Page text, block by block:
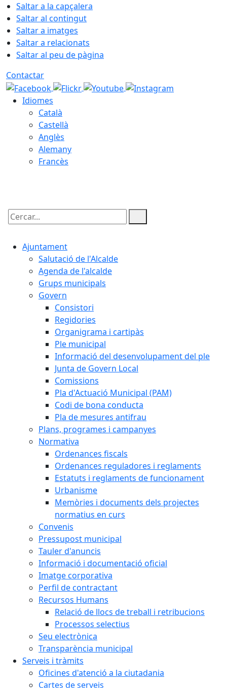
Saltar a la capçalera
Saltar al contingut
Saltar a imatges
Saltar a relacionats
Saltar al peu de pàgina
Contactar
Idiomes
Català
Castellà
Anglès
Alemany
Francès
Cercar:
Ajuntament
Salutació de l'Alcalde
Agenda de l'alcalde
Grups municipals
Govern
Consistori
Regidories
Organigrama i cartipàs
Ple municipal
Informació del desenvolupament del ple
Junta de Govern Local
Comissions
Pla d'Actuació Municipal (PAM)
Codi de bona conducta
Pla de mesures antifrau
Plans, programes i campanyes
Normativa
Ordenances fiscals
Ordenances reguladores i reglaments
Estatuts i reglaments de funcionament
Urbanisme
Memòries i documents dels projectes
normatius en curs
Convenis
Pressupost municipal
Tauler d'anuncis
Informació i documentació oficial
Imatge corporativa
Perfil de contractant
Recursos Humans
Relació de llocs de treball i retribucions
Processos selectius
Seu electrònica
Transparència municipal
Serveis i tràmits
Oficines d'atenció a la ciutadania
Cartes de serveis